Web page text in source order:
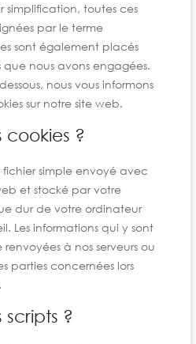
simplification, toutes ces
par le terme
sont également placés
que nous avons engagées.
nous vous informons
sur notre site web.
cookies ?
simple envoyé avec
et stocké par votre
dur de votre ordinateur
Les informations qui y sont
à nos serveurs ou
parties concernées lors
scripts ?